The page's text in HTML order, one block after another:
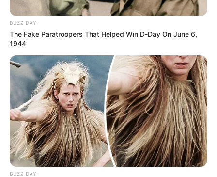
accidente en vía a
Bosconia, Cesar, tras
chocar con un ganado
suelto
ARTISTAS
Brilly Giraldo: la joven
cartagenera promesa de
la música popular
colombiana
BUZZ DAY
The Fake Paratroopers That Helped Win D-Day On June 6,
1944
BUZZ DAY